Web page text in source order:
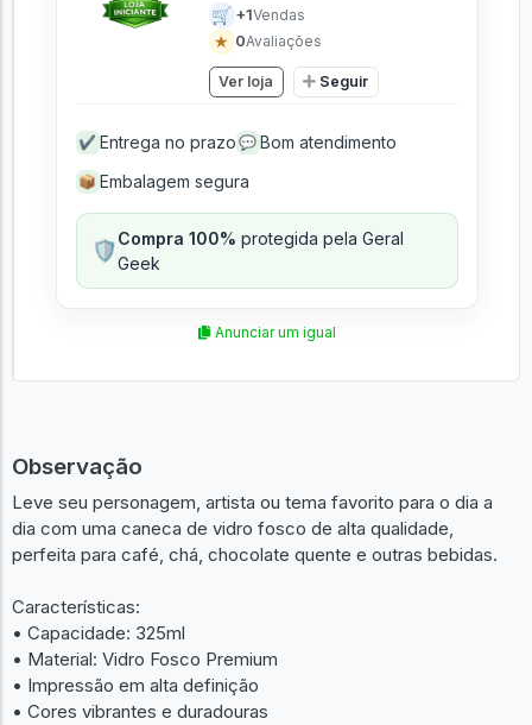
🛒 +1Vendas
★ 0Avaliações
Ver loja Seguir
✔ Entrega no prazo 💬 Bom atendimento
📦 Embalagem segura
🛡️Compra 100% protegida pela Geral
Geek
Anunciar um igual
Observação
Leve seu personagem, artista ou tema favorito para o dia a
dia com uma caneca de vidro fosco de alta qualidade,
perfeita para café, chá, chocolate quente e outras bebidas.
Características:
• Capacidade: 325ml
• Material: Vidro Fosco Premium
• Impressão em alta definição
• Cores vibrantes e duradouras